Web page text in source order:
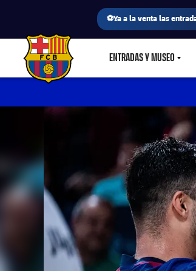
⚽Ya a la venta las
FC Barcelona club badge ENTRADAS Y MUSEO